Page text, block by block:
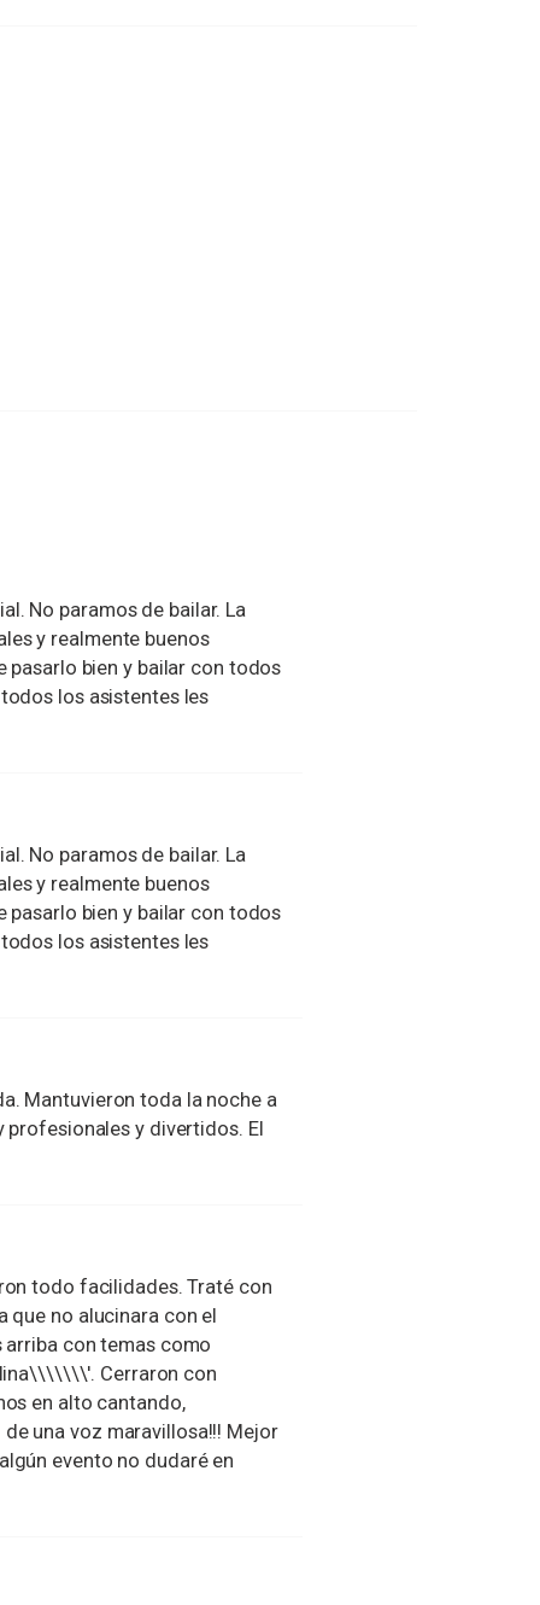
No paramos de bailar. La
y realmente buenos
pasarlo bien y bailar con todos
los asistentes les
No paramos de bailar. La
y realmente buenos
pasarlo bien y bailar con todos
los asistentes les
Mantuvieron toda la noche a
profesionales y divertidos. El
todo facilidades. Traté con
que no alucinara con el
con temas como
Cerraron con
en alto cantando,
una voz maravillosa!!! Mejor
evento no dudaré en